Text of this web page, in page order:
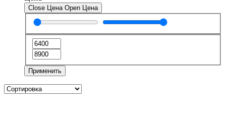
Close Цена Open Цена
Применить